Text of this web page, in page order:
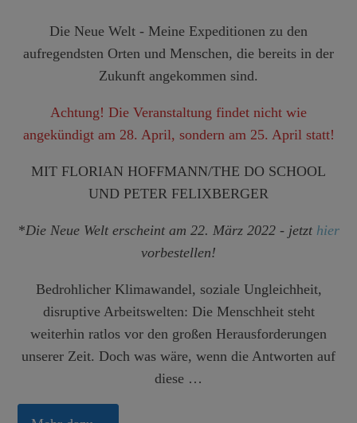
Die Neue Welt - Meine Expeditionen zu den
aufregendsten Orten und Menschen, die bereits in der
Zukunft angekommen sind.
Achtung! Die Veranstaltung findet nicht wie
angekündigt am 28. April, sondern am 25. April statt!
MIT FLORIAN HOFFMANN/THE DO SCHOOL
UND PETER FELIXBERGER
*Die Neue Welt erscheint am 22. März 2022 - jetzt hier
vorbestellen!
Bedrohlicher Klimawandel, soziale Ungleichheit,
disruptive Arbeitswelten: Die Menschheit steht
weiterhin ratlos vor den großen Herausforderungen
unserer Zeit. Doch was wäre, wenn die Antworten auf
diese …